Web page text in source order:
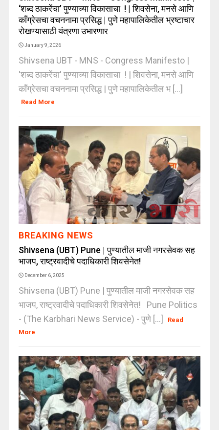
‘शब्द ठाकरेंचा’ पुण्याच्या विकासाचा ! | शिवसेना, मनसे आणि
काँग्रेसचा वचननामा प्रसिद्ध | पुणे महापालिकेतील भ्रष्टाचार
रोखण्यासाठी यंत्रणा उभारणार
January 9, 2026
Shivsena UBT - MNS - Congress Manifesto |
'शब्द ठाकरेंचा' पुण्याच्या विकासाचा ! | शिवसेना, मनसे आणि
काँग्रेसचा वचननामा प्रसिद्ध | पुणे महापालिकेतील भ [...]
Read More
BREAKING NEWS
Shivsena (UBT) Pune | पुण्यातील माजी नगरसेवक सह
भाजप, राष्ट्रवादीचे पदाधिकारी शिवसेनेत!
December 6, 2025
Shivsena (UBT) Pune | पुण्यातील माजी नगरसेवक सह
भाजप, राष्ट्रवादीचे पदाधिकारी शिवसेनेत! Pune Politics
- (The Karbhari News Service) - पुणे [...]
Read
More